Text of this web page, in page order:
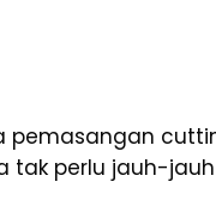
pemasangan
tak perlu jauh-